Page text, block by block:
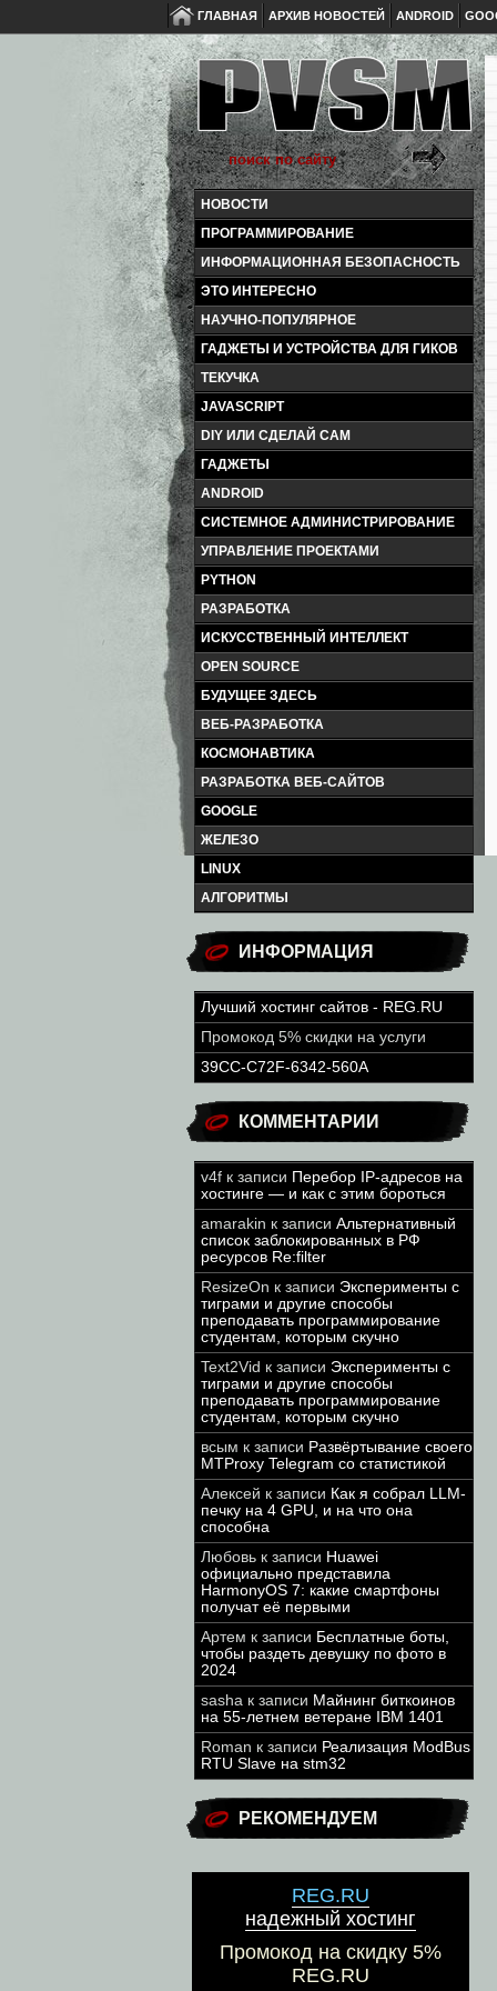
ГЛАВНАЯ АРХИВ НОВОСТЕЙ ANDROID
НОВОСТИ
ПРОГРАММИРОВАНИЕ
ИНФОРМАЦИОННАЯ БЕЗОПАСНОСТЬ
ЭТО ИНТЕРЕСНО
НАУЧНО-ПОПУЛЯРНОЕ
ГАДЖЕТЫ И УСТРОЙСТВА ДЛЯ ГИКОВ
ТЕКУЧКА
JAVASCRIPT
DIY ИЛИ СДЕЛАЙ САМ
ГАДЖЕТЫ
ANDROID
СИСТЕМНОЕ АДМИНИСТРИРОВАНИЕ
УПРАВЛЕНИЕ ПРОЕКТАМИ
PYTHON
РАЗРАБОТКА
ИСКУССТВЕННЫЙ ИНТЕЛЛЕКТ
OPEN SOURCE
БУДУЩЕЕ ЗДЕСЬ
ВЕБ-РАЗРАБОТКА
КОСМОНАВТИКА
РАЗРАБОТКА ВЕБ-САЙТОВ
GOOGLE
ЖЕЛЕЗО
LINUX
АЛГОРИТМЫ
ИНФОРМАЦИЯ
Лучший хостинг сайтов - REG.RU
Промокод 5% скидки на услуги
39CC-C72F-6342-560A
КОММЕНТАРИИ
v4f к записи Перебор IP-адресов на
хостинге — и как с этим бороться
amarakin к записи Альтернативный
список заблокированных в РФ
ресурсов Re:filter
ResizeOn к записи Эксперименты с
тиграми и другие способы
преподавать программирование
студентам, которым скучно
Text2Vid к записи Эксперименты с
тиграми и другие способы
преподавать программирование
студентам, которым скучно
всым к записи Развёртывание своего
MTProxy Telegram со статистикой
Алексей к записи Как я собрал LLM-
печку на 4 GPU, и на что она
способна
Любовь к записи Huawei
официально представила
HarmonyOS 7: какие смартфоны
получат её первыми
Артем к записи Бесплатные боты,
чтобы раздеть девушку по фото в
2024
sasha к записи Майнинг биткоинов
на 55-летнем ветеране IBM 1401
Roman к записи Реализация ModBus
RTU Slave на stm32
РЕКОМЕНДУЕМ
REG.RU
надежный хостинг
Промокод на скидку 5%
REG.RU